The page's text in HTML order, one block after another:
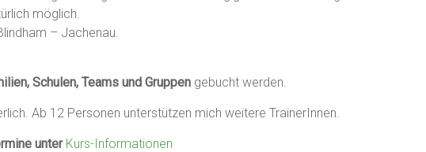
möglich.
– Jachenau.
Schulen, Teams und Gruppen gebucht werden.
Ab 12 Personen unterstützen mich weitere TrainerInnen.
unter Kurs-Informationen